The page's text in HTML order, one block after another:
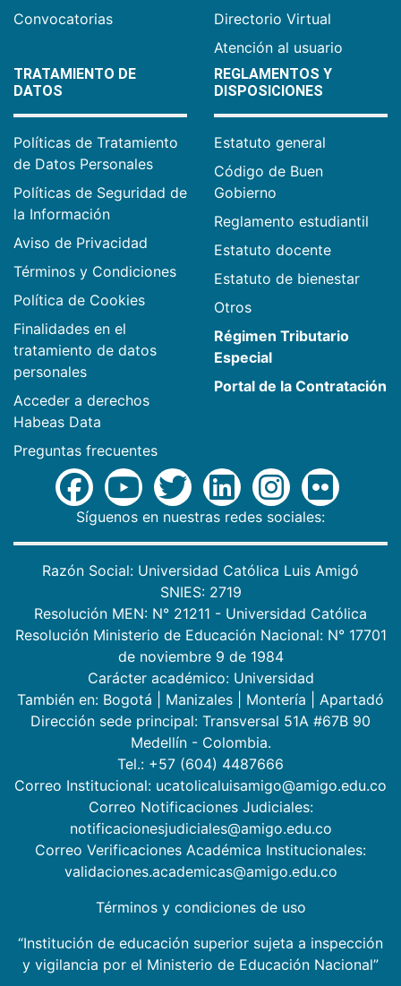
Convocatorias
Directorio Virtual
Atención al usuario
TRATAMIENTO DE
DATOS
Políticas de Tratamiento
de Datos Personales
Políticas de Seguridad de
la Información
Aviso de Privacidad
Términos y Condiciones
Política de Cookies
Finalidades en el
tratamiento de datos
personales
Acceder a derechos
Habeas Data
Preguntas frecuentes
REGLAMENTOS Y
DISPOSICIONES
Estatuto general
Código de Buen
Gobierno
Reglamento estudiantil
Estatuto docente
Estatuto de bienestar
Otros
Régimen Tributario
Especial
Portal de la Contratación
Síguenos en nuestras redes sociales:
Razón Social: Universidad Católica Luis Amigó
SNIES: 2719
Resolución MEN: N° 21211 - Universidad Católica
Resolución Ministerio de Educación Nacional: N° 17701
de noviembre 9 de 1984
Carácter académico: Universidad
También en: Bogotá Manizales Montería
Apartadó
Dirección sede principal: Transversal 51A #67B 90
Medellín - Colombia.
Tel.: +57 (604) 4487666
Correo Institucional: ucatolicaluisamigo@amigo.edu.co
Correo Notificaciones Judiciales:
notificacionesjudiciales@amigo.edu.co
Correo Verificaciones Académica Institucionales:
validaciones.academicas@amigo.edu.co
Términos y condiciones de uso
“Institución de educación superior sujeta a inspección
y vigilancia por el Ministerio de Educación Nacional”